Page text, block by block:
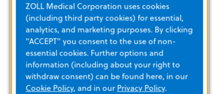
ZOLL Medical Corporation uses cookies
(including third party cookies) for essential,
analytics, and marketing purposes. By clicking
"ACCEPT" you consent to the use of non-
essential cookies. Further options and
information (including about your right to
withdraw consent) can be found here, in our
Cookie Policy, and in ourPrivacy Policy.